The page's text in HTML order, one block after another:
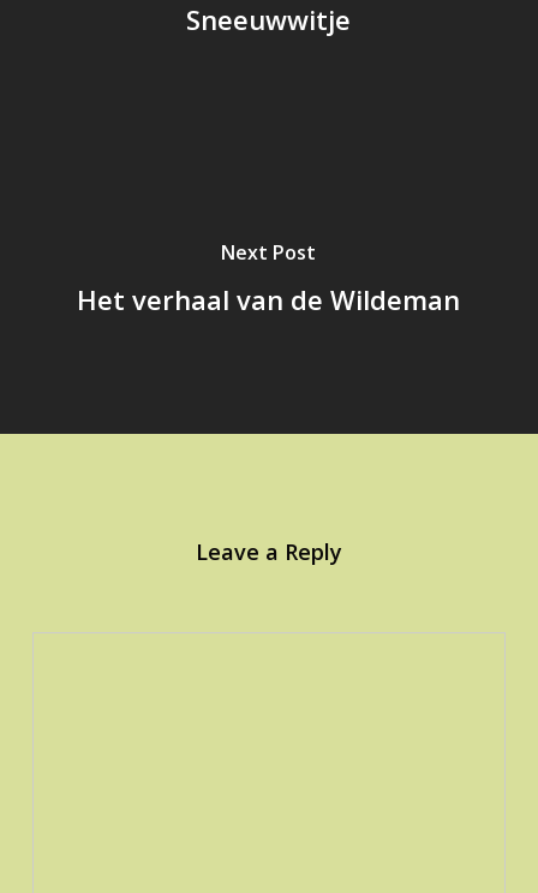
Sneeuwwitje
Next Post
Het verhaal van de Wildeman
Leave a Reply